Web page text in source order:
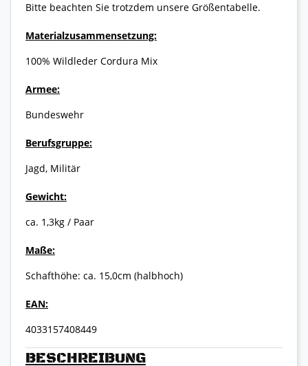
BESCHREIBUNG
Bitte beachten Sie trotzdem unsere Größentabelle.
Materialzusammensetzung:
100% Wildleder Cordura Mix
Armee:
Bundeswehr
Berufsgruppe:
Jagd, Militär
Gewicht:
ca. 1,3kg / Paar
Maße:
Schafthöhe: ca. 15,0cm (halbhoch)
EAN:
4033157408449